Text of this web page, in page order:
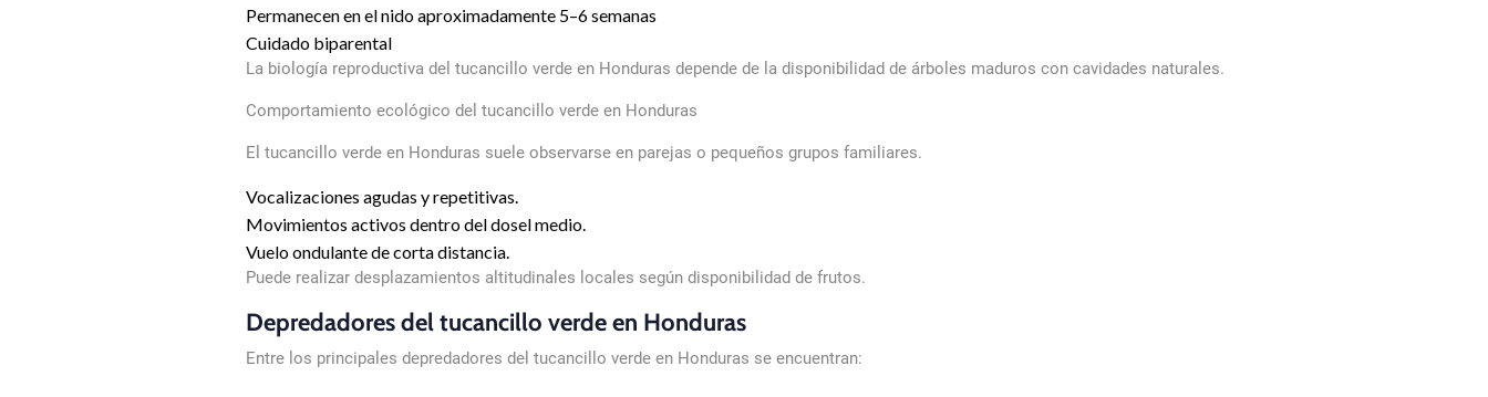
Permanecen en el nido aproximadamente 5–6 semanas
Cuidado biparental
La biología reproductiva del tucancillo verde en Honduras depende de la disponibilidad de árboles maduros con cavidades naturales.
Comportamiento ecológico del tucancillo verde en Honduras
El tucancillo verde en Honduras suele observarse en parejas o pequeños grupos familiares.
Vocalizaciones agudas y repetitivas.
Movimientos activos dentro del dosel medio.
Vuelo ondulante de corta distancia.
Puede realizar desplazamientos altitudinales locales según disponibilidad de frutos.
Depredadores del tucancillo verde en Honduras
Entre los principales depredadores del tucancillo verde en Honduras se encuentran: